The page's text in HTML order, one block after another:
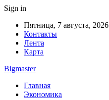
Sign in
Пятница, 7 августа, 2026
Контакты
Лента
Карта
Bigmaster
Главная
Экономика